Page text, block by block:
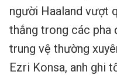
người Haaland vượt
thắng trong các pha
trung vệ thường
Ezri Konsa, anh ghi